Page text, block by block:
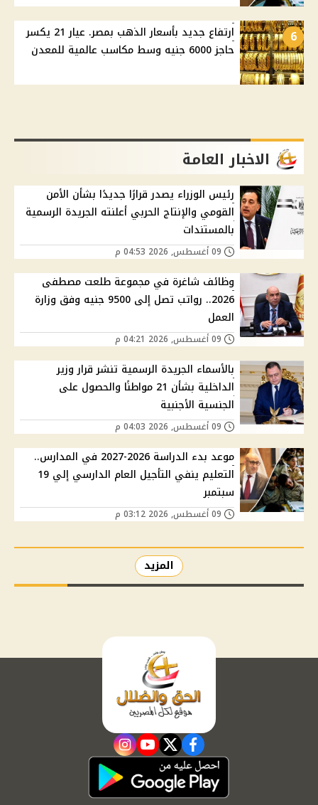
6
ارتفاع جديد بأسعار الذهب بمصر. عيار 21 يكسر
حاجز 6000 جنيه وسط مكاسب عالمية للمعدن
الاخبار العامة
رئيس الوزراء يصدر قرارًا جديدًا بشأن الأمن
القومي والإنتاج الحربي أعلنته الجريدة الرسمية
بالمستندات
وظائف شاغرة في مجموعة طلعت مصطفى
2026.. رواتب تصل إلى 9500 جنيه وفق وزارة
العمل
بالأسماء الجريدة الرسمية تنشر قرار وزير
الداخلية بشأن 21 مواطنًا والحصول على
الجنسية الأجنبية
موعد بدء الدراسة 2026-2027 في المدارس..
التعليم ينفي التأجيل العام الدارسي إلي 19
سبتمبر
المزيد
facebook
twitter
youtube
instagram